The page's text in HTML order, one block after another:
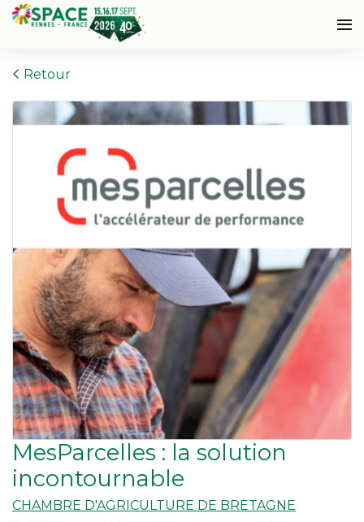
Retour
MesParcelles : la solution
incontournable
CHAMBRE D'AGRICULTURE DE BRETAGNE